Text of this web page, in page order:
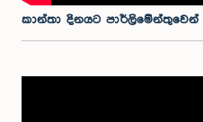
කාන්තා දිනයට පාර්ලිමේන්තුවෙන්